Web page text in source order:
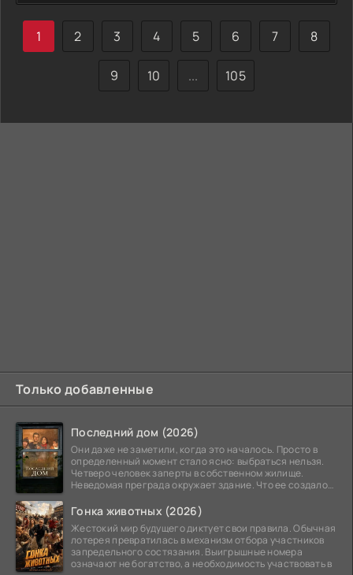
1 2 3 4 5 6 7 8
9 10 ... 105
Только добавленные
Последний дом (2026)
Они даже не заметили, когда это началось. Просто в
определенный момент стало ясно: выбраться нельзя.
Четверо человек заперты в собственном жилище.
Неведомая преграда окружает здание. Что ее создало
Гонка животных (2026)
Жестокий мир будущего диктует свои правила. Обычная
лотерея превратилась в механизм отбора участников
запредельного состязания. Выигрышные номера
означают не богатство, а необходимость участвовать в